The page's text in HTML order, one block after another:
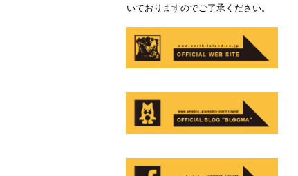
いておりますのでご了承ください。